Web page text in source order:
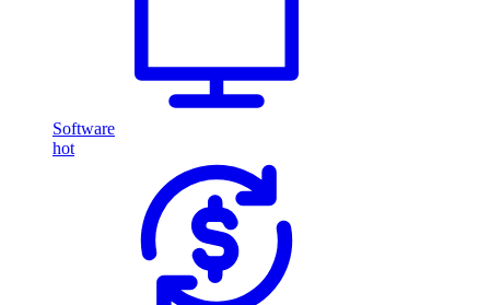
Software
hot